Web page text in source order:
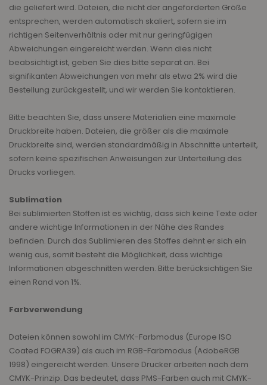
die geliefert wird. Dateien, die nicht der angeforderten Größe
entsprechen, werden automatisch skaliert, sofern sie im
richtigen Seitenverhältnis oder mit nur geringfügigen
Abweichungen eingereicht werden. Wenn dies nicht
beabsichtigt ist, geben Sie dies bitte separat an. Bei
signifikanten Abweichungen von mehr als etwa 2% wird die
Bestellung zurückgestellt, und wir werden Sie kontaktieren.
Bitte beachten Sie, dass unsere Materialien eine maximale
Druckbreite haben. Dateien, die größer als die maximale
Druckbreite sind, werden standardmäßig in Abschnitte unterteilt,
sofern keine spezifischen Anweisungen zur Unterteilung des
Drucks vorliegen.
Sublimation
Bei sublimierten Stoffen ist es wichtig, dass sich keine Texte oder
andere wichtige Informationen in der Nähe des Randes
befinden. Durch das Sublimieren des Stoffes dehnt er sich ein
wenig aus, somit besteht die Möglichkeit, dass wichtige
Informationen abgeschnitten werden. Bitte berücksichtigen Sie
einen Rand von 1%.
Farbverwendung
Dateien können sowohl im CMYK-Farbmodus (Europe ISO
Coated FOGRA39) als auch im RGB-Farbmodus (AdobeRGB
1998) eingereicht werden. Unsere Drucker arbeiten nach dem
CMYK-Prinzip. Das bedeutet, dass PMS-Farben auch mit CMYK-